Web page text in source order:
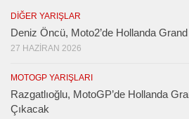
DIĞER YARIŞLAR
Deniz Öncü, Moto2’de Hollanda
27 HAZIRAN 2026
MOTOGP YARIŞLARI
Razgatlıoğlu, MotoGP’de Hollanda
Çıkacak